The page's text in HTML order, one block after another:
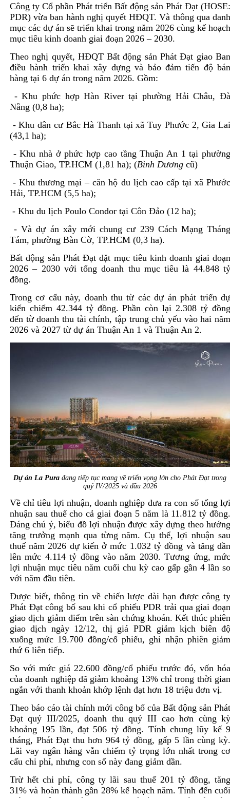
Công ty Cổ phần Phát triển Bất động sản Phát Đạt
PDR) vừa ban hành nghị quyết HĐQT. Và thông qua
mục các dự án sẽ triển khai trong năm 2026 cùng kế
mục tiêu kinh doanh giai đoạn 2026 – 2030.
Theo nghị quyết, HĐQT Bất động sản Phát Đạt giao
điều hành triển khai xây dựng và bảo đảm tiến độ
hàng tại 6 dự án trong năm 2026. Gồm:
- Khu phức hợp Hàn River tại phường Hải Châu,
Nẵng (0,8 ha);
- Khu dân cư Bắc Hà Thanh tại xã Tuy Phước 2, Gia
(43,1 ha);
- Khu nhà ở phức hợp cao tầng Thuận An 1 tại
Thuận Giao, TP.HCM (1,81 ha); (Bình Dươngcũ)
- Khu thương mại – căn hộ du lịch cao cấp tại xã
Hải, TP.HCM (5,5 ha);
- Khu du lịch Poulo Condor tại Côn Đảo (12 ha);
- Và dự án xây mới chung cư 239 Cách Mạng
Tám, phường Bàn Cờ, TP.HCM (0,3 ha).
Bất động sản Phát Đạt đặt mục tiêu kinh doanh giai
2026 – 2030 với tổng doanh thu mục tiêu là 44.848
đồng.
Trong cơ cấu này, doanh thu từ các dự án phát triển
kiến chiếm 42.344 tỷ đồng. Phần còn lại 2.308 tỷ
đến từ doanh thu tài chính, tập trung chủ yếu vào hai
2026 và 2027 từ dự án Thuận An 1 và Thuận An 2.
Dự án La Pura đang tiếp tục mang về triển vọng lớn cho Phát Đạt trong
quý IV/2025 và đầu 2026
Về chỉ tiêu lợi nhuận, doanh nghiệp đưa ra con số tổng
nhuận sau thuế cho cả giai đoạn 5 năm là 11.812 tỷ
Đáng chú ý, biểu đồ lợi nhuận được xây dựng theo
tăng trưởng mạnh qua từng năm. Cụ thể, lợi nhuận
thuế năm 2026 dự kiến ở mức 1.032 tỷ đồng và tăng
lên mức 4.114 tỷ đồng vào năm 2030. Tương ứng,
lợi nhuận mục tiêu năm cuối chu kỳ cao gấp gần 4 lần
với năm đầu tiên.
Được biết, thông tin về chiến lược dài hạn được công
Phát Đạt công bố sau khi cổ phiếu PDR trải qua giai
giao dịch giảm điểm trên sàn chứng khoán. Kết thúc
giao dịch ngày 12/12, thị giá PDR giảm kịch biên
xuống mức 19.700 đồng/cổ phiếu, ghi nhận phiên
thứ 6 liên tiếp.
So với mức giá 22.600 đồng/cổ phiếu trước đó, vốn
của doanh nghiệp đã giảm khoảng 13% chỉ trong thời
ngắn với thanh khoản khớp lệnh đạt hơn 18 triệu đơn vị.
Theo báo cáo tài chính mới công bố của Bất động sản
Đạt quý III/2025, doanh thu quý III cao hơn cùng
khoảng 195 lần, đạt 506 tỷ đồng. Tính chung lũy kế
tháng, Phát Đạt thu hơn 964 tỷ đồng, gấp 5 lần cùng
Lãi vay ngân hàng vẫn chiếm tỷ trọng lớn nhất trong
cấu chi phí, nhưng con số này đang giảm dần.
Trừ hết chi phí, công ty lãi sau thuế 201 tỷ đồng,
31% và hoàn thành gần 28% kế hoạch năm. Tính đến